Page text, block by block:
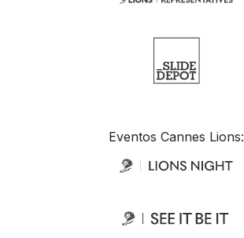
Eventos Cannes Lions: